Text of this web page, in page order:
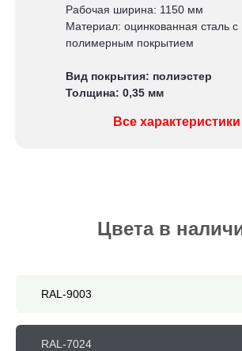
Все характеристики
Рабочая ширина: 1150 мм
Материал: оцинкованная сталь с
полимерным покрытием
Вид покрытия: полиэстер
Толщина: 0,35 мм
Цвета в
RAL-9003
RAL-7024